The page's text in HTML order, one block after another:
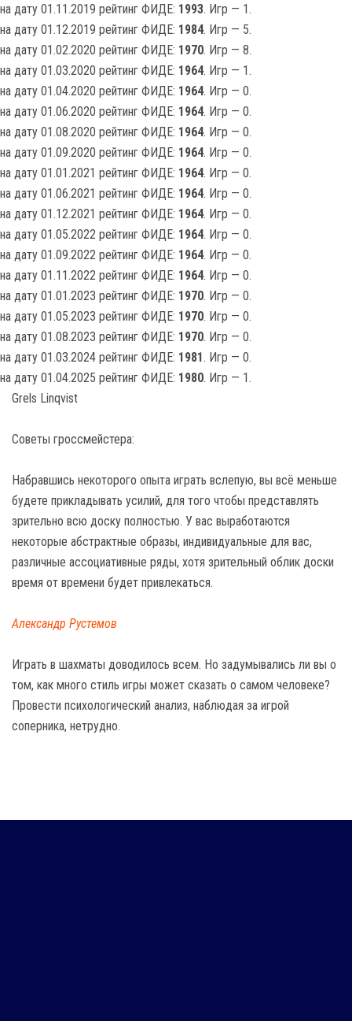
на дату 01.11.2019 рейтинг ФИДЕ: 1993. Игр — 1.
на дату 01.12.2019 рейтинг ФИДЕ: 1984. Игр — 5.
на дату 01.02.2020 рейтинг ФИДЕ: 1970. Игр — 8.
на дату 01.03.2020 рейтинг ФИДЕ: 1964. Игр — 1.
на дату 01.04.2020 рейтинг ФИДЕ: 1964. Игр — 0.
на дату 01.06.2020 рейтинг ФИДЕ: 1964. Игр — 0.
на дату 01.08.2020 рейтинг ФИДЕ: 1964. Игр — 0.
на дату 01.09.2020 рейтинг ФИДЕ: 1964. Игр — 0.
на дату 01.01.2021 рейтинг ФИДЕ: 1964. Игр — 0.
на дату 01.06.2021 рейтинг ФИДЕ: 1964. Игр — 0.
на дату 01.12.2021 рейтинг ФИДЕ: 1964. Игр — 0.
на дату 01.05.2022 рейтинг ФИДЕ: 1964. Игр — 0.
на дату 01.09.2022 рейтинг ФИДЕ: 1964. Игр — 0.
на дату 01.11.2022 рейтинг ФИДЕ: 1964. Игр — 0.
на дату 01.01.2023 рейтинг ФИДЕ: 1970. Игр — 0.
на дату 01.05.2023 рейтинг ФИДЕ: 1970. Игр — 0.
на дату 01.08.2023 рейтинг ФИДЕ: 1970. Игр — 0.
на дату 01.03.2024 рейтинг ФИДЕ: 1981. Игр — 0.
на дату 01.04.2025 рейтинг ФИДЕ: 1980. Игр — 1.
Grels Linqvist
Советы гроссмейстера:
Набравшись некоторого опыта играть вслепую, вы всё меньше
будете прикладывать усилий, для того чтобы представлять
зрительно всю доску полностью. У вас выработаются
некоторые абстрактные образы, индивидуальные для вас,
различные ассоциативные ряды, хотя зрительный облик доски
время от времени будет привлекаться.
Александр Рустемов
Играть в шахматы доводилось всем. Но задумывались ли вы о
том, как много стиль игры может сказать о самом человеке?
Провести психологический анализ, наблюдая за игрой
соперника, нетрудно.